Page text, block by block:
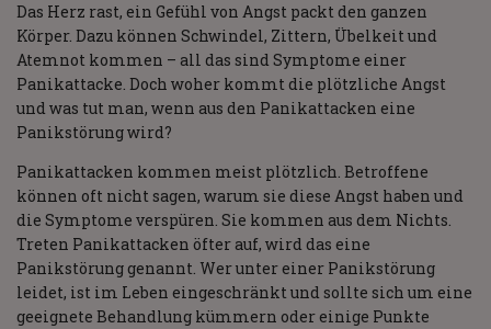
Das Herz rast, ein Gefühl von Angst packt den ganzen
Körper. Dazu können Schwindel, Zittern, Übelkeit und
Atemnot kommen – all das sind Symptome einer
Panikattacke. Doch woher kommt die plötzliche Angst
und was tut man, wenn aus den Panikattacken eine
Panikstörung wird?
Panikattacken kommen meist plötzlich. Betroffene
können oft nicht sagen, warum sie diese Angst haben und
die Symptome verspüren. Sie kommen aus dem Nichts.
Treten Panikattacken öfter auf, wird das eine
Panikstörung genannt. Wer unter einer Panikstörung
leidet, ist im Leben eingeschränkt und sollte sich um eine
geeignete Behandlung kümmern oder einige Punkte